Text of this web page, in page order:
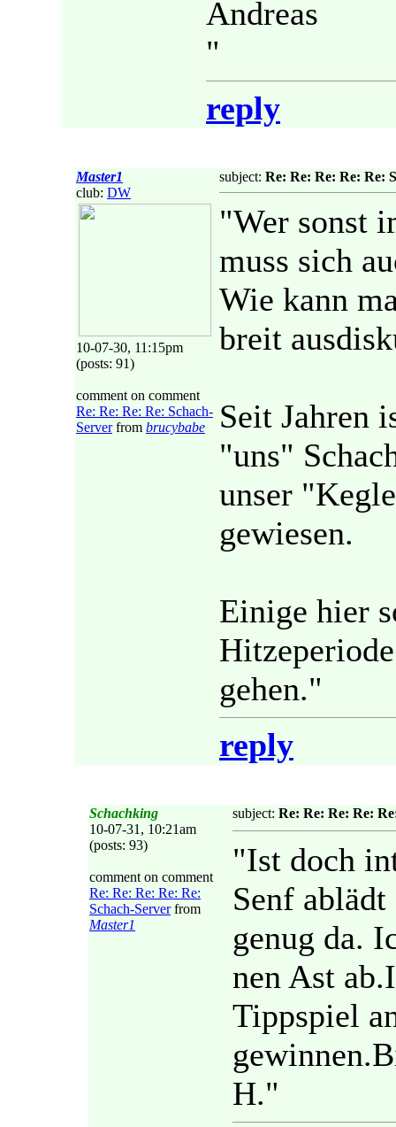
Andreas
"
reply
Master1
club: DW
10-07-30, 11:15pm
(posts: 91)
comment on comment
Re: Re: Re: Re: Schach-
Serverfrom brucybabe
subject: Re: Re: Re: Re: Re:
"Wer sonst
muss sich
Wie kann
breit
Seit Jahren
"uns"
unser
gewiesen.
Einige hier
gehen."
reply
Schachking
10-07-31, 10:21am
(posts: 93)
comment on comment
Re: Re: Re: Re: Re:
Schach-Serverfrom
Master1
subject: Re: Re: Re: Re:
"Ist doch
Senf
genug da.
nen Ast
Tippspiel
H."